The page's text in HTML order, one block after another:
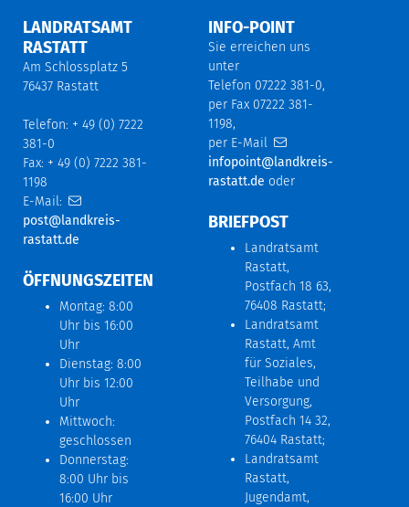
LANDRATSAMT
RASTATT
Am Schlossplatz 5
76437 Rastatt
Telefon: + 49 (0) 7222
381-0
Fax: + 49 (0) 7222 381-
1198
E-Mail:
post@landkreis-
rastatt.de
ÖFFNUNGSZEITEN
Montag: 8:00
Uhr bis 16:00
Uhr
Dienstag: 8:00
Uhr bis 12:00
Uhr
Mittwoch:
geschlossen
Donnerstag:
8:00 Uhr bis
16:00 Uhr
INFO-POINT
Sie erreichen uns
unter
Telefon 07222 381-0,
per Fax 07222 381-
1198,
per E-Mail
infopoint@landkreis-
rastatt.de oder
BRIEFPOST
Landratsamt
Rastatt,
Postfach 18 63,
76408 Rastatt;
Landratsamt
Rastatt, Amt
für Soziales,
Teilhabe und
Versorgung,
Postfach 14 32,
76404 Rastatt;
Landratsamt
Rastatt,
Jugendamt,